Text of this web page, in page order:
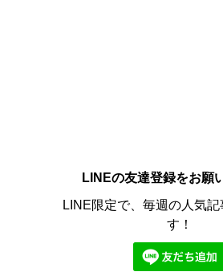
LINEの友達登録をお願
LINE限定で、毎週の人気記
す！